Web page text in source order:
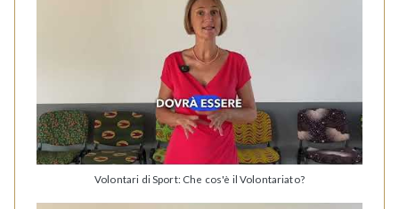
Volontari di Sport: Che cos'è il Volontariato?